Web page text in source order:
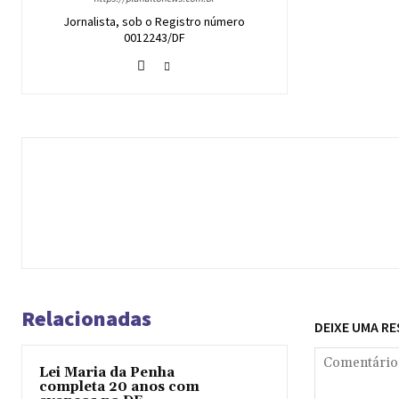
Jornalista, sob o Registro número
0012243/DF
Relacionadas
Lei Maria da Penha
completa 20 anos com
DEIXE UMA